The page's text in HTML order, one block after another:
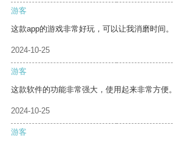
游客
这款app的游戏非常好玩，可以让我消磨时间。
2024-10-25
游客
这款软件的功能非常强大，使用起来非常方便。
2024-10-25
游客